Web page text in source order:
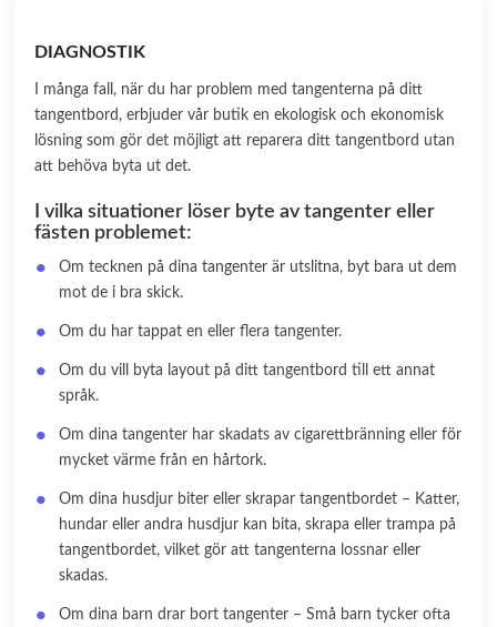
DIAGNOSTIK
I många fall, när du har problem med tangenterna på ditt
tangentbord, erbjuder vår butik en ekologisk och ekonomisk
lösning som gör det möjligt att reparera ditt tangentbord utan
att behöva byta ut det.
I vilka situationer löser byte av tangenter eller
fästen problemet:
Om tecknen på dina tangenter är utslitna, byt bara ut dem
mot de i bra skick.
Om du har tappat en eller flera tangenter.
Om du vill byta layout på ditt tangentbord till ett annat
språk.
Om dina tangenter har skadats av cigarettbränning eller för
mycket värme från en hårtork.
Om dina husdjur biter eller skrapar tangentbordet – Katter,
hundar eller andra husdjur kan bita, skrapa eller trampa på
tangentbordet, vilket gör att tangenterna lossnar eller
skadas.
Om dina barn drar bort tangenter – Små barn tycker ofta